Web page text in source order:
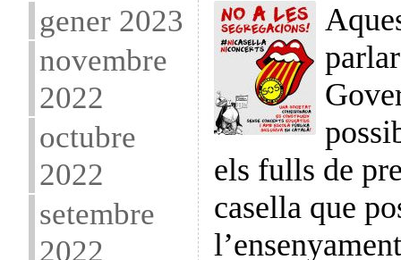
gener 2023
novembre
2022
octubre
2022
setembre
2022
els fulls de
casella que